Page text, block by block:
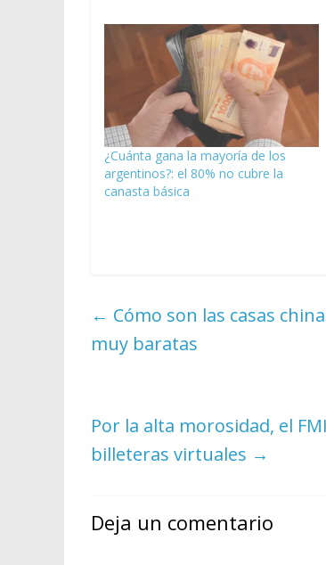
¿Cuánta gana la mayoría de los
argentinos?: el 80% no cubre la
canasta básica
← Cómo son las casas
muy baratas
Por la alta morosidad, el
billeteras virtuales →
Deja un comentario